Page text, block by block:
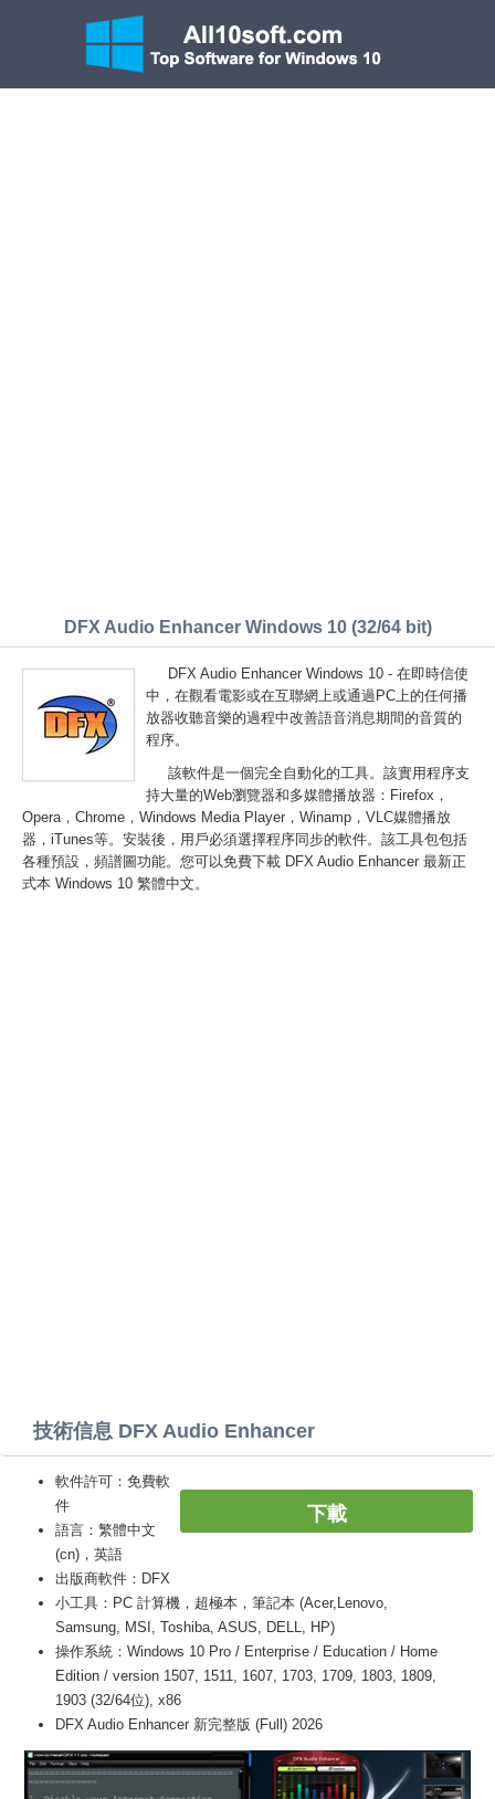
DFX Audio Enhancer Windows 10 (32/64 bit)
DFX Audio Enhancer Windows 10 - 在即時信使
中，在觀看電影或在互聯網上或通過PC上的任何播
放器收聽音樂的過程中改善語音消息期間的音質的
程序。
該軟件是一個完全自動化的工具。該實用程序支
持大量的Web瀏覽器和多媒體播放器：Firefox，
Opera，Chrome，Windows Media Player，Winamp，VLC媒體播放
器，iTunes等。安裝後，用戶必須選擇程序同步的軟件。該工具包包括
各種預設，頻譜圖功能。您可以免費下載 DFX Audio Enhancer 最新正
式本 Windows 10 繁體中文。
技術信息 DFX Audio Enhancer
下載
軟件許可：免費軟
件
語言：繁體中文
(cn)，英語
出版商軟件：DFX
小工具：PC 計算機，超極本，筆記本 (Acer,Lenovo,
Samsung, MSI, Toshiba, ASUS, DELL, HP)
操作系統：Windows 10 Pro / Enterprise / Education / Home
Edition / version 1507, 1511, 1607, 1703, 1709, 1803, 1809,
1903 (32/64位), x86
DFX Audio Enhancer 新完整版 (Full) 2026